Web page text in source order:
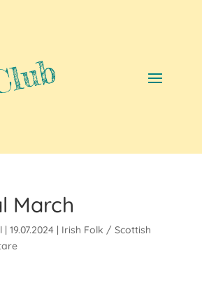
March
| 19.07.2024| Irish Folk / Scottish